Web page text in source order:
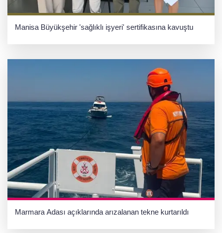
Manisa Büyükşehir 'sağlıklı işyeri' sertifikasına kavuştu
Marmara Adası açıklarında arızalanan tekne kurtarıldı